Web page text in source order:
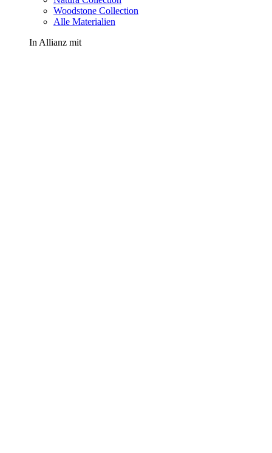
Woodstone Collection
Alle Materialien
In Allianz mit